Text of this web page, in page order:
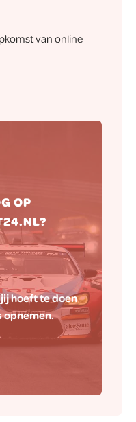
van online
OP
hoeft te doen
opnemen.
dat jouw
website
wordt.